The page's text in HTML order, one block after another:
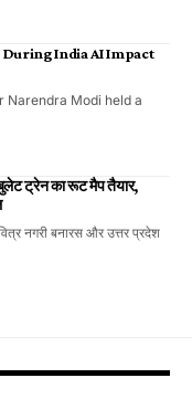
India AI Impact
Narendra Modi held a
ट्रेन का रूट मैप तैयार,
नगरी बनारस और उत्तर प्रदेश